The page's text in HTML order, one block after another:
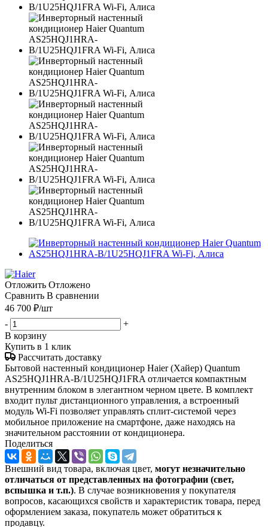
Отложить Отложено
Сравнить В сравнении
46 700 ₽/шт
-
+
В корзину
Купить в 1 клик
Рассчитать доставку
Бытовой настенный кондиционер Haier (Хайер) Quantum
AS25HQJ1HRA-B/1U25HQJ1FRA отличается компактным
внутренним блоком в элегантном черном цвете. В комплект
входит пульт дистанционного управления, а встроенный
модуль Wi-Fi позволяет управлять сплит-системой через
мобильное приложение на смартфоне, даже находясь на
значительном расстоянии от кондиционера.
Поделиться
Внешний вид товара, включая цвет, могут незначительно
отличаться от представленных на фотографии (свет,
вспышка и т.п.). В случае возникновения у покупателя
вопросов, касающихся свойств и характеристик товара, перед
оформлением заказа, покупатель может обратиться к
продавцу.